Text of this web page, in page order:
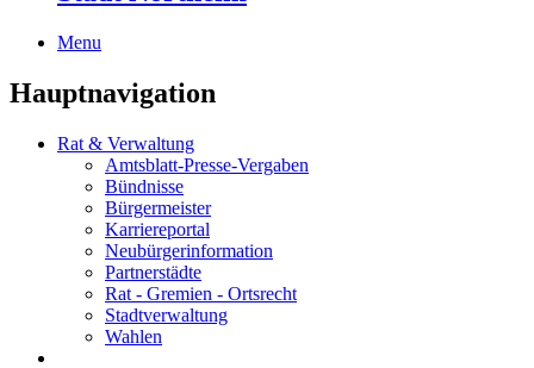
Menu
Hauptnavigation
Rat & Verwaltung
Amtsblatt-Presse-Vergaben
Bündnisse
Bürgermeister
Karriereportal
Neubürgerinformation
Partnerstädte
Rat - Gremien - Ortsrecht
Stadtverwaltung
Wahlen